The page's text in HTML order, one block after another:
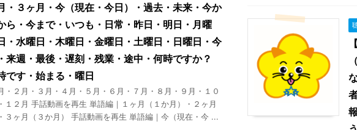
・３ヶ月・今（現在・今日）・過去・未来・今か
ら・今まで・いつも・日常・昨日・明日・月曜
・水曜日・木曜日・金曜日・土曜日・日曜日・今
来週・最後・遅刻・残業・途中・何時ですか？
です・始まる・曜日
・２月・３月・４月・５月・６月・７月・８月・９月・１０
１２月 手話動画を再生 単語編｜１ヶ月（１か月）・２ヶ月
３ヶ月（３か月） 手話動画を再生 単語編｜今（現在・今 ...